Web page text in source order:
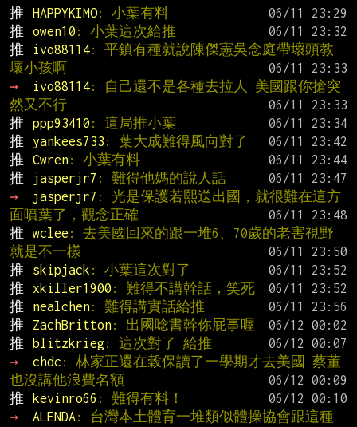
推
HAPPYKIMO: 小葉有料
推
owen10 : 小葉這次給推
推
ivo88114: 平鎮有種就說陳傑憲吳念庭帶壞頭教
壞小孩啊
→
ivo88114: 自己還不是各種去拉人 美國跟你搶突
然又不行
推
ppp93410 : 這局推小葉
推
yankees733 : 葉大成難得風向對了
推
Cwren: 小葉有料
推
jasperjr7 : 難得他媽的說人話
→
jasperjr7 : 光是保護若熙送出國，就很難在這方
面噴葉了，觀念正確
推
wclee : 去美國回來的跟一堆6、70歲的老害視野
就是不一樣
推
skipjack : 小葉這次對了
推
xkiller1900 : 難得不講幹話，笑死
推
nealchen: 難得講實話給推
推
ZachBritton: 出國唸書幹你屁事喔
推
blitzkrieg: 這次對了 給推
→
chdc : 林家正還在穀保讀了一學期才去美國 蔡董
也沒講他浪費名額
推
kevinro66 : 難得有料！
→
ALENDA: 台灣本土體育一堆類似體操協會跟這種